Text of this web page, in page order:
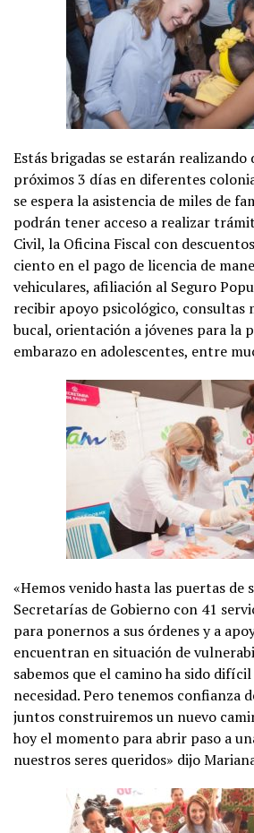
Estás brigadas se estarán
próximos 3 días en diferentes
se espera la asistencia de miles de
podrán tener acceso a realizar
Civil, la Oficina Fiscal con
ciento en el pago de licencia de
vehiculares, afiliación al Seguro
recibir apoyo psicológico, consultas
bucal, orientación a jóvenes para la
embarazo en adolescentes, entre
«Hemos venido hasta las puertas de
Secretarías de Gobierno con 41
para ponernos a sus órdenes y a
encuentran en situación de
sabemos que el camino ha sido
necesidad. Pero tenemos confianza
juntos construiremos un nuevo
hoy el momento para abrir paso a
nuestros seres queridos» dijo